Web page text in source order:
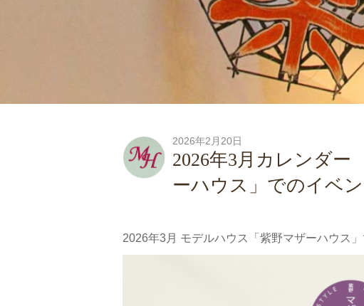
2026年2月20日
2026年3月カレンダ
ーハウス」でのイベン
2026年3月 モデルハウス「紫野マザーハウス